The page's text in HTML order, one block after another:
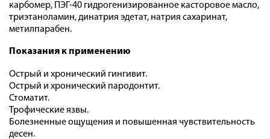
карбомер, ПЭГ-40 гидрогенизированное касторовое масло,
триэтаноламин, динатрия эдетат, натрия сахаринат,
метилпарабен.
Показания к применению
Острый и хронический гингивит.
Острый и хронический пародонтит.
Стоматит.
Трофические язвы.
Болезненные ощущения и повышенная чувствительность
десен.